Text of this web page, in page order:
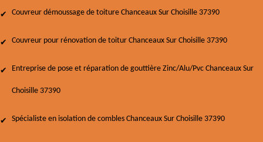
Couvreur démoussage de toiture Chanceaux Sur Choisille 37390
Couvreur pour rénovation de toitur Chanceaux Sur Choisille 37390
Entreprise de pose et réparation de gouttière Zinc/Alu/Pvc Chanceaux Sur
Choisille 37390
Spécialiste en isolation de combles Chanceaux Sur Choisille 37390